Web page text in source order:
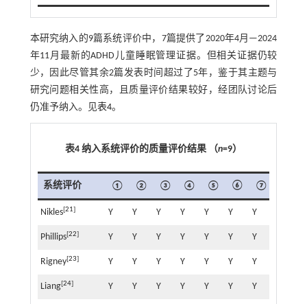
本研究纳入的9篇系统评价中，7篇提供了2020年4月—2024
年11月最新的ADHD儿童睡眠管理证据。但相关证据仍较
少，因此尽管其余2篇发表时间超过了5年，鉴于其主题与
研究问题相关性高，且质量评价结果较好，经团队讨论后
仍准予纳入。见表4。
表4 纳入系统评价的质量评价结果 （n=9）
系统评价 ① ② ③ ④ ⑤ ⑥ ⑦
Nikles[21] Y Y Y Y Y Y Y
Phillips[22] Y Y Y Y Y Y Y
Rigney[23] Y Y Y Y Y Y Y
Liang[24] Y Y Y Y Y Y Y